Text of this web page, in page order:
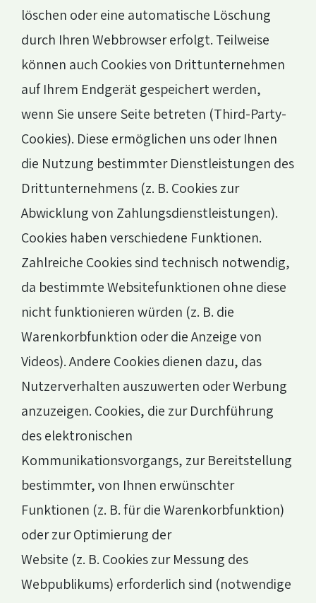
löschen oder eine automatische Löschung
durch Ihren Webbrowser erfolgt. Teilweise
können auch Cookies von Drittunternehmen
auf Ihrem Endgerät gespeichert werden,
wenn Sie unsere Seite betreten (Third-Party-
Cookies). Diese ermöglichen uns oder Ihnen
die Nutzung bestimmter Dienstleistungen des
Drittunternehmens (z. B. Cookies zur
Abwicklung von Zahlungsdienstleistungen).
Cookies haben verschiedene Funktionen.
Zahlreiche Cookies sind technisch notwendig,
da bestimmte Websitefunktionen ohne diese
nicht funktionieren würden (z. B. die
Warenkorbfunktion oder die Anzeige von
Videos). Andere Cookies dienen dazu, das
Nutzerverhalten auszuwerten oder Werbung
anzuzeigen. Cookies, die zur Durchführung
des elektronischen
Kommunikationsvorgangs, zur Bereitstellung
bestimmter, von Ihnen erwünschter
Funktionen (z. B. für die Warenkorbfunktion)
oder zur Optimierung der
Website (z. B. Cookies zur Messung des
Webpublikums) erforderlich sind (notwendige